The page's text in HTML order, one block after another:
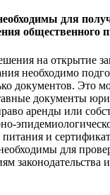
для
общественного
на открытие
необходимо
документов. Это
документы
аренды или
питания и
для
законодательства